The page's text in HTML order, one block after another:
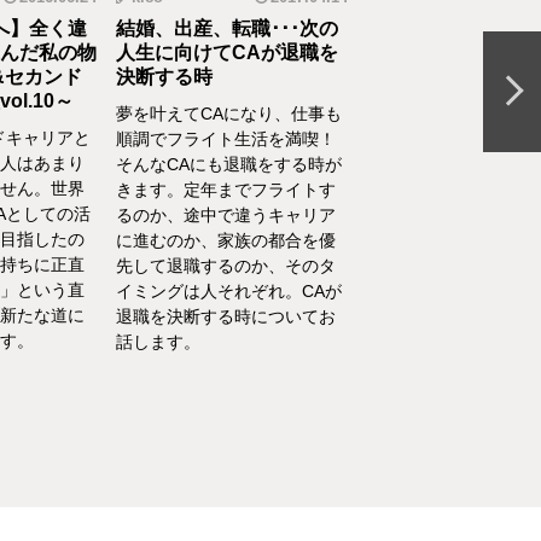
】全く違
だ私の物
カンド
～
ャリアと
はあまり
ん。世界
としての活
指したの
ちに正直
という直
たな道に
。
結婚、出産、転職･･･次の
人生に向けてCAが退職を
決断する時
夢を叶えてCAになり、仕事も
順調でフライト生活を満喫！
そんなCAにも退職をする時が
きます。定年までフライトす
るのか、途中で違うキャリア
に進むのか、家族の都合を優
先して退職するのか、そのタ
イミングは人それぞれ。CAが
退職を決断する時についてお
話します。
元CAの育児論！離
間を持ちたいをCA